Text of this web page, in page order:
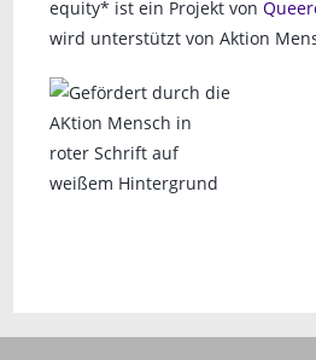
equity* ist ein Projekt von
wird unterstützt von Aktion